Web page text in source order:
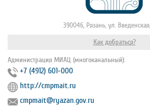
390046, Рязань, ул.
Как добраться?
Администрация МИАЦ (многоканальный):
+7 (4912) 601-000
http://cmpmait.ru
cmpmait@ryazan.gov.ru